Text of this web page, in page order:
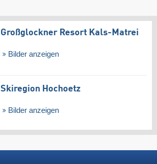
Großglockner Resort Kals-Matrei
Bilder anzeigen
Skiregion Hochoetz
Bilder anzeigen